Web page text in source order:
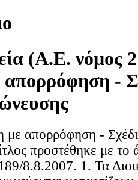
(Α.Ε. νόμος
-
με απορρόφηση -
προστέθηκε με το
8.8.2007. 1. Τα